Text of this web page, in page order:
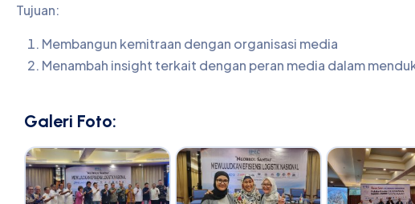
Tujuan:
Membangun kemitraan dengan organisasi media
Menambah insight terkait dengan peran media dalam
Galeri Foto: